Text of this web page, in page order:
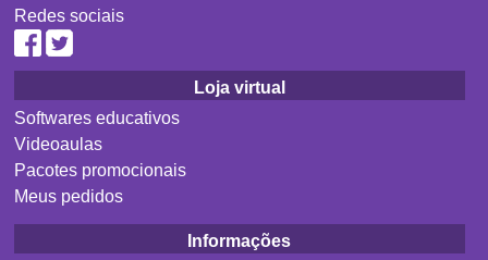
Redes sociais
Loja virtual
Softwares educativos
Videoaulas
Pacotes promocionais
Meus pedidos
Informações